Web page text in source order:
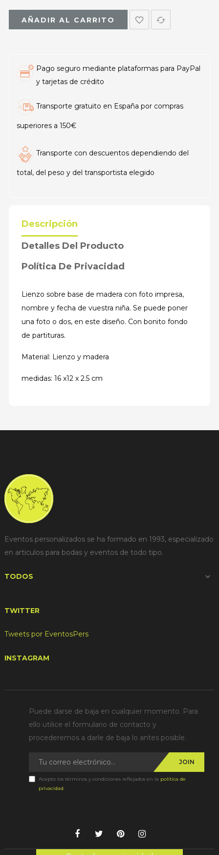
AÑADIR AL CARRITO favorite_border cached
Pago seguro mediante plataformas para PayPal
y tarjetas de crédito
Transporte gratuito en España por compras
superiores a 150€
Transporte con descuentos dependiendo del
total, del peso y del transportista elegido
Descripción
Detalles Del Producto
Política De Privacidad
Lienzo sobre base de madera con foto impresa,
nombre y fecha de vuestra niña. Se puede poner
una foto o dos, en este diseño. Con bonito fondo
de partituras.
Material: Lienzo y madera
medidas: 16 x12 x 2.5 cm
Eventos personalizados se ha formado en 1993, especializado
en articulos para bodas y eventos de todo tipo.
TODOS 
TWITTER
Tweets por EventosPers
INSTAGRAM
Puede darse de baja en cualquier momento. Para
ello utilice el formulario de contacto y
procederemos a darle de baja lo antes posible.
JOIN
Acepto los términos y condiciones reflejados en la política de
privacidad.